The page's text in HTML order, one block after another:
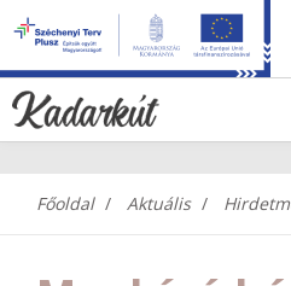
Főoldal Aktuális